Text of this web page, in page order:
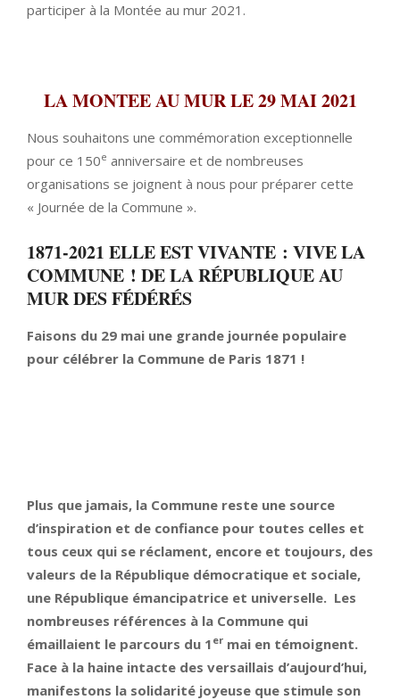
participer à la Montée au mur 2021.
LA MONTEE AU MUR LE 29 MAI 2021
Nous souhaitons une commémoration exceptionnelle
pour ce 150e anniversaire et de nombreuses
organisations se joignent à nous pour préparer cette
« Journée de la Commune ».
1871-2021 ELLE EST VIVANTE : VIVE LA
COMMUNE ! DE LA RÉPUBLIQUE AU
MUR DES FÉDÉRÉS
Faisons du 29 mai une grande journée populaire
pour célébrer la Commune de Paris 1871 !
Plus que jamais, la Commune reste une source
d’inspiration et de confiance pour toutes celles et
tous ceux qui se réclament, encore et toujours, des
valeurs de la République démocratique et sociale,
une République émancipatrice et universelle. Les
nombreuses références à la Commune qui
émaillaient le parcours du 1 er mai en témoignent.
Face à la haine intacte des versaillais d’aujourd’hui,
manifestons la solidarité joyeuse que stimule son